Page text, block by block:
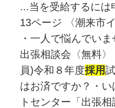
...当を受給するには
13ページ 〈潮来市
・一人で悩んでい
出張相談会〈無料
員)令和８年度採用
はお済ですか？・
トセンター「出張